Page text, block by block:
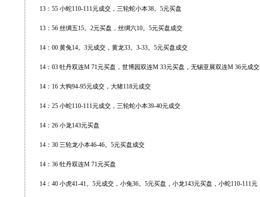
13：55 小蛇110-111元成交，三轮蛇小本38。5元买盘
13：56 丝绸五15。2元买盘，丝绸六10。5元买盘成交
14：00 黄兔14。3元成交，黄龙33。3-33。5元买盘成交
14：03 牡丹双连M 71元买盘，世博园双连M 33元买盘，无锡亚展双连M 36元成
14：16 大狗94-95元成交，大猪118元成交
14：25 小蛇110-111元成交，三轮蛇小本39-40元成交
14：26 小龙143元买盘
14：30 三轮龙小本46-46。5元买盘成交
14：36 牡丹双连M 71元买盘
14：40 小虎41-41。5元成交，小兔36。5元买盘，小龙143元买盘，小蛇110-111元